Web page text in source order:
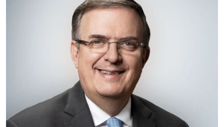
Especificaciones:
HSS, CON RECUBRIMIENTO,
CARBURO, RIMAS, ENDMILLS,
BROCAS, LIMAS, ETC
Aplicar al Requerimiento
Empresa en Querétaro